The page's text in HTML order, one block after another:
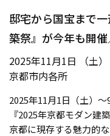
邸宅から国宝まで
築祭』が今年も開
2025年11月1日 （土）
京都市内各所
2025年11月1日（土）
『2025年京都モダン建
京都に現存する魅力的